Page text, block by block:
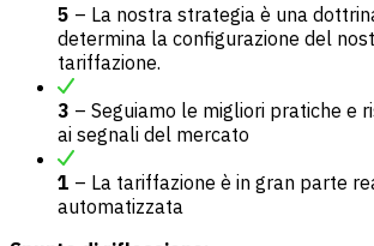
5 – La nostra strategia è una
determina la configurazione del
tariffazione.
3 – Seguiamo le migliori pratiche e
ai segnali del mercato
1 – La tariffazione è in gran parte
automatizzata